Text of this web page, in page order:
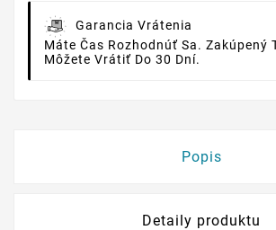
Garancia Vrátenia
Máte Čas Rozhodnúť Sa. Zakúpený
Môžete Vrátiť Do 30 Dní.
Popis
Detaily produktu